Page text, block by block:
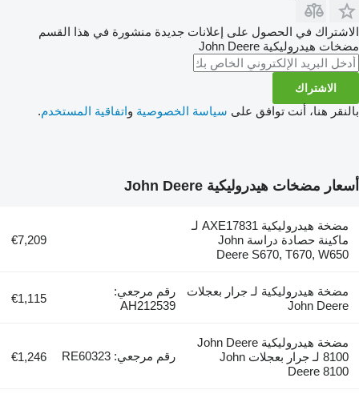
الاشتراك في الحصول على إعلانات جديدة منشورة في هذا القسم
مضخات هيدروليكية John Deere
الاشتراك
بالنقر هنا، أنت توافق على سياسة الخصوصية واتفاقية المستخدم.
أسعار مضخات هيدروليكية John Deere
مضخة هيدروليكية AXE17831 لـ
ماكينة حصادة دراسة John
Deere S670, T670, W650
€7,209
مضخة هيدروليكية لـ جرار بعجلات
John Deere
رقم مرجعي:
AH212539
€1,115
مضخة هيدروليكية John Deere
8100 لـ جرار بعجلات John
Deere 8100
رقم مرجعي: RE60323 €1,246